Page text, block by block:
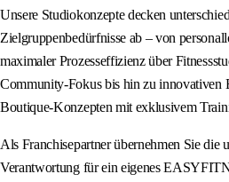
Unsere Studiokonzepte decken
Zielgruppenbedürfnisse ab – von
maximaler Prozesseffizienz über
Community-Fokus bis hin zu innovativen
Boutique-Konzepten mit exklusivem
Als Franchisepartner übernehmen Sie die
Verantwortung für ein eigenes